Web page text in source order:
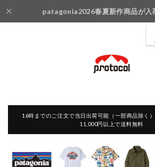
patagonia2026春夏新作商品が入
16時までのご注文で当日出荷可能（一部商品除く
11,000円以上で送料無料